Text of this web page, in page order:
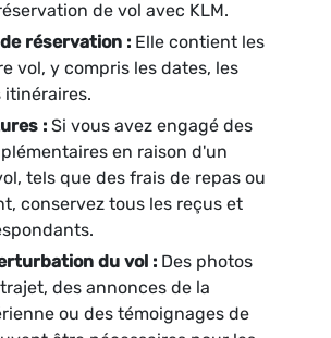
de vol avec KLM.
réservation : Elle contient les
vol, y compris les dates, les
itinéraires.
: Si vous avez engagé des
en raison d'un
tels que des frais de repas ou
conservez tous les reçus et
du vol : Des photos
des annonces de la
ou des témoignages de